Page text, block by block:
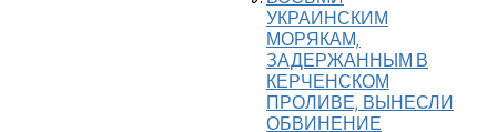
УКРАИНСКИМ
МОРЯКАМ,
ЗАДЕРЖАННЫМ В
КЕРЧЕНСКОМ
ПРОЛИВЕ, ВЫНЕСЛИ
ОБВИНЕНИЕ